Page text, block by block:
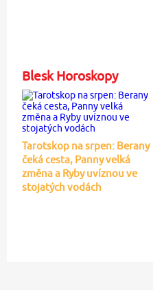
Blesk Horoskopy
Tarotskop na srpen: Berany
čeká cesta, Panny velká
změna a Ryby uvíznou ve
stojatých vodách